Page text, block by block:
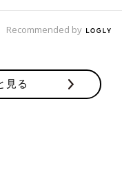
ばワンタンメンのよう
Recommended by
見る